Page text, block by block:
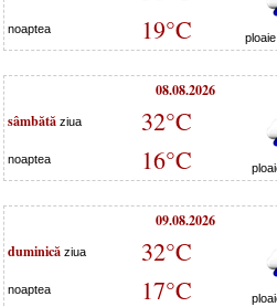
noaptea 19°C
08.08.2026
sâmbătă ziua 32°C
noaptea 16°C
09.08.2026
duminică ziua 32°C
noaptea 17°C